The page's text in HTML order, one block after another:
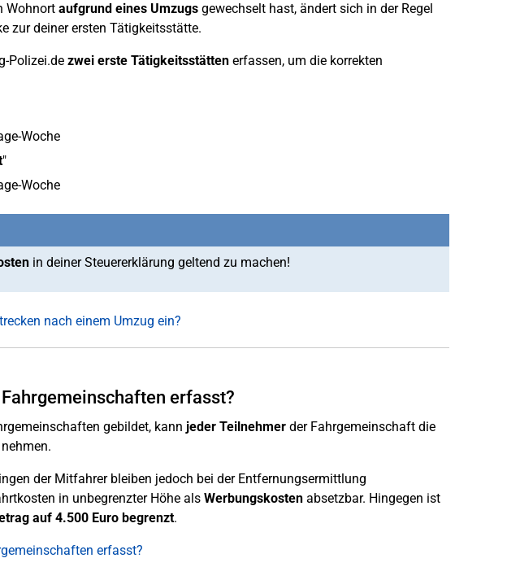
Wohnort aufgrund eines Umzugsgewechselt hast, ändert sich in der Regel
zur deiner ersten Tätigkeitsstätte.
Polizei.de zwei erste Tätigkeitsstättenerfassen, um die korrekten
Woche
"
Woche
in deiner Steuererklärung geltend zu machen!
nach einem Umzug ein?
erfasst?
gebildet, kann jeder Teilnehmerder Fahrgemeinschaft die
der Mitfahrer bleiben jedoch bei der Entfernungsermittlung
in unbegrenzter Höhe als Werbungskostenabsetzbar. Hingegen ist
auf 4.500 Euro begrenzt.
erfasst?